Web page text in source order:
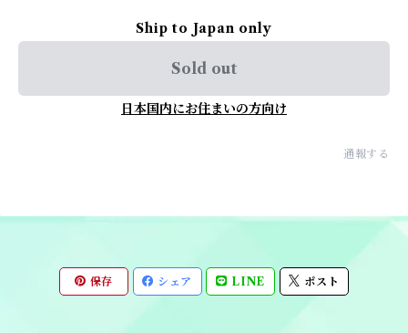
Ship to Japan only
Sold out
日本国内にお住まいの方向け
通報する
保存 シェア LINE ポスト